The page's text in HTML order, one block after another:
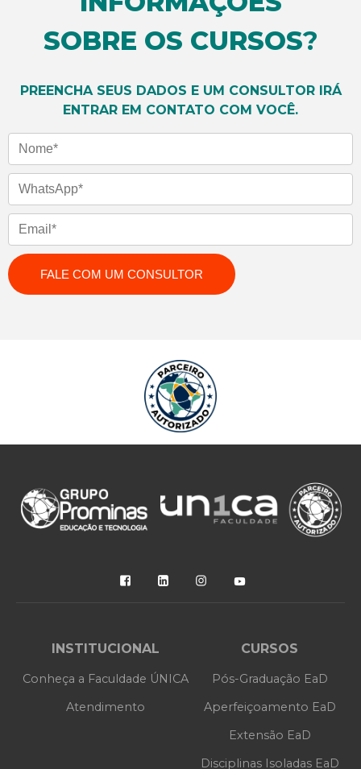
SAIBA MAIS
SAIBA MAIS
SOBRE OS CURSOS?
PREENCHA SEUS DADOS E UM CONSULTOR IRÁ
ENTRAR EM CONTATO COM VOCÊ.
Nome
WhatsApp
Email
FALE COM UM CONSULTOR
INSTITUCIONAL
Conheça a Faculdade ÚNICA
Atendimento
CURSOS
Pós-Graduação EaD
Aperfeiçoamento EaD
Extensão EaD
Disciplinas Isoladas EaD